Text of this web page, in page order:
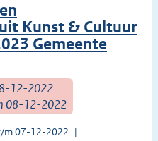
Kunst & Cultuur
Gemeente
12-2022
08-12-2022
m 07-12-2022